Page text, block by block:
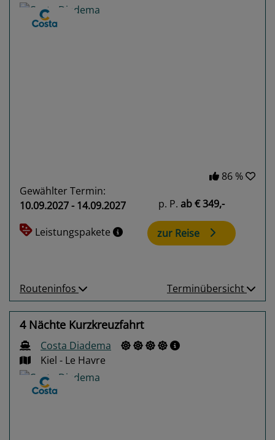
86 %
Gewählter Termin:
10.09.2027 - 14.09.2027
Leistungspakete
p. P. ab€ 349,-
zur Reise
Routeninfos Terminübersicht
4 Nächte Kurzkreuzfahrt
Costa Diadema
Kiel - Le Havre